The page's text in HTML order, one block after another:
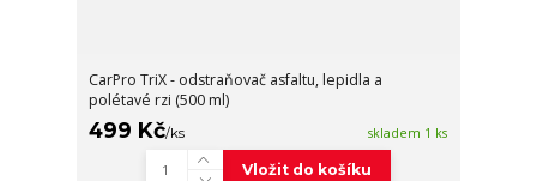
CarPro TriX - odstraňovač asfaltu, lepidla a
polétavé rzi (500 ml)
499 Kč/ks skladem 1 ks
Vložit do košíku